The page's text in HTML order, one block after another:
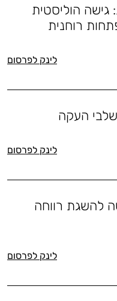
הוליסטית
רוחנית
לינק לפרסום
העקה
לינק לפרסום
להשגת רווחה
לינק לפרסום